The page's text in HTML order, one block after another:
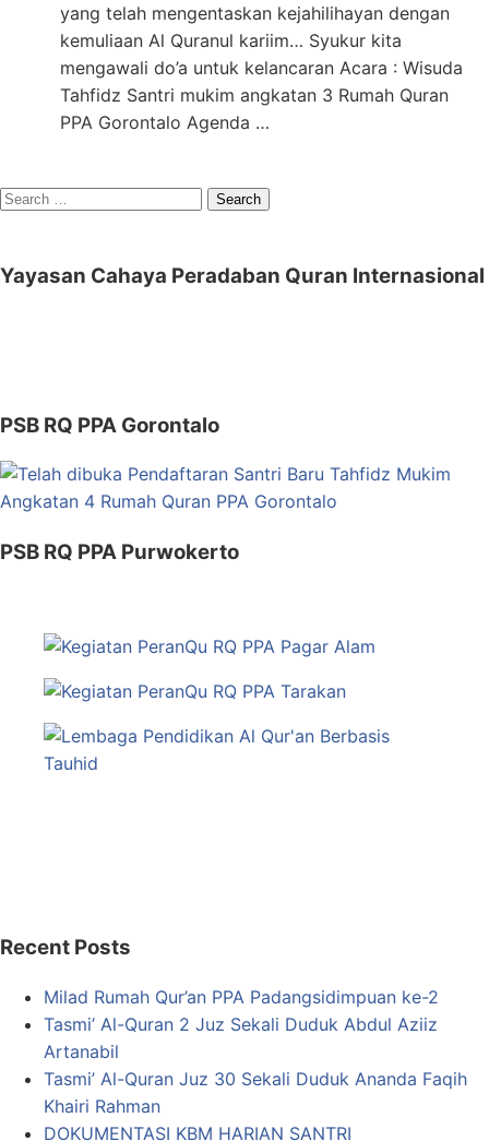
yang telah mengentaskan kejahilihayan dengan
kemuliaan Al Quranul kariim… Syukur kita
mengawali do’a untuk kelancaran Acara : Wisuda
Tahfidz Santri mukim angkatan 3 Rumah Quran
PPA Gorontalo Agenda …
Search
Yayasan Cahaya Peradaban Quran Internasional
PSB RQ PPA Gorontalo
PSB RQ PPA Purwokerto
Recent Posts
Milad Rumah Qur’an PPA Padangsidimpuan ke-2
Tasmi’ Al-Quran 2 Juz Sekali Duduk Abdul Aziiz
Artanabil
Tasmi’ Al-Quran Juz 30 Sekali Duduk Ananda Faqih
Khairi Rahman
DOKUMENTASI KBM HARIAN SANTRI